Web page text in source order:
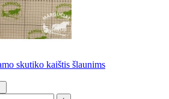
skutiko kaištis šlaunims